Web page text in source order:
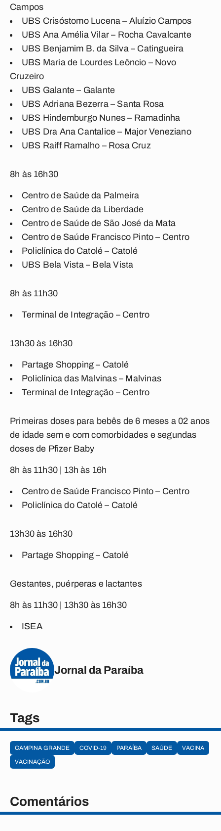
Campos
UBS Crisóstomo Lucena – Aluízio Campos
UBS Ana Amélia Vilar – Rocha Cavalcante
UBS Benjamim B. da Silva – Catingueira
UBS Maria de Lourdes Leôncio – Novo
Cruzeiro
UBS Galante – Galante
UBS Adriana Bezerra – Santa Rosa
UBS Hindemburgo Nunes – Ramadinha
UBS Dra Ana Cantalice – Major Veneziano
UBS Raiff Ramalho – Rosa Cruz
8h às 16h30
Centro de Saúde da Palmeira
Centro de Saúde da Liberdade
Centro de Saúde de São José da Mata
Centro de Saúde Francisco Pinto – Centro
Policlínica do Catolé – Catolé
UBS Bela Vista – Bela Vista
8h às 11h30
Terminal de Integração – Centro
13h30 às 16h30
Partage Shopping – Catolé
Policlínica das Malvinas – Malvinas
Terminal de Integração – Centro
Primeiras doses para bebês de 6 meses a 02 anos
de idade sem e com comorbidades e segundas
doses de Pfizer Baby
8h às 11h30 | 13h às 16h
Centro de Saúde Francisco Pinto – Centro
Policlínica do Catolé – Catolé
13h30 às 16h30
Partage Shopping – Catolé
Gestantes, puérperas e lactantes
8h às 11h30 | 13h30 às 16h30
ISEA
Jornal da Paraíba
Tags
CAMPINA GRANDE COVID-19 PARAÍBA SAÚDE
VACINA
VACINAÇÃO
Comentários